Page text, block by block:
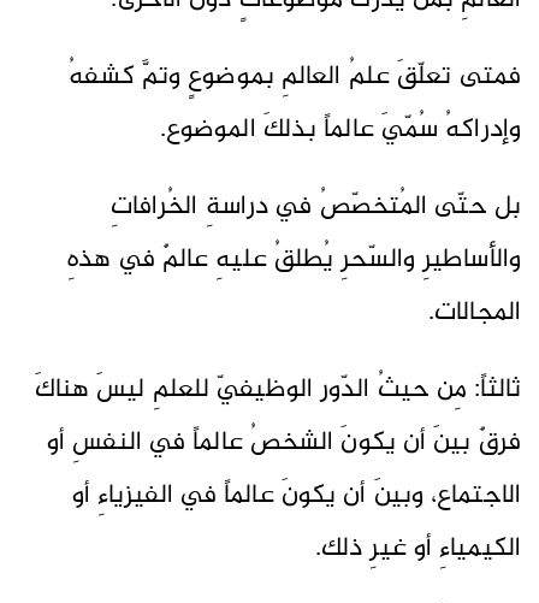
فمتى تعلّقَ علمُ العالمِ بموضوعٍ وتمَّ كشفهُ
وإدراكهُ سُمّيَ عالماً بذلكَ الموضوع.
بل حتّى المُتخصّصُ في دراسةِ الخُرافاتِ
والأساطيرِ والسّحرِ يُطلقُ عليهِ عالمٌ في هذهِ
المجالات.
ثالثاً: مِن حيثُ الدّور الوظيفيّ للعلمِ ليسَ هناكَ
فرقٌ بينَ أن يكونَ الشخصُ عالماً في النفسِ أو
الاجتماع، وبينَ أن يكونَ عالماً في الفيزياءِ أو
الكيمياءِ أو غيرِ ذلك.